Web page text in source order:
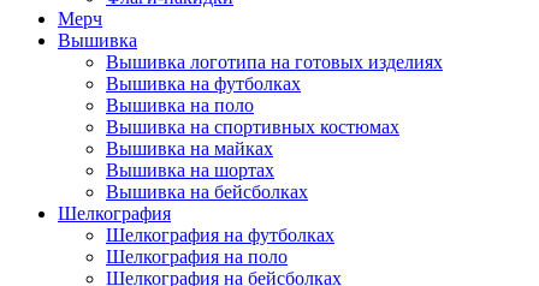
Мерч
Вышивка
Вышивка логотипа на готовых изделиях
Вышивка на футболках
Вышивка на поло
Вышивка на спортивных костюмах
Вышивка на майках
Вышивка на шортах
Вышивка на бейсболках
Шелкография
Шелкография на футболках
Шелкография на поло
Шелкография на бейсболках